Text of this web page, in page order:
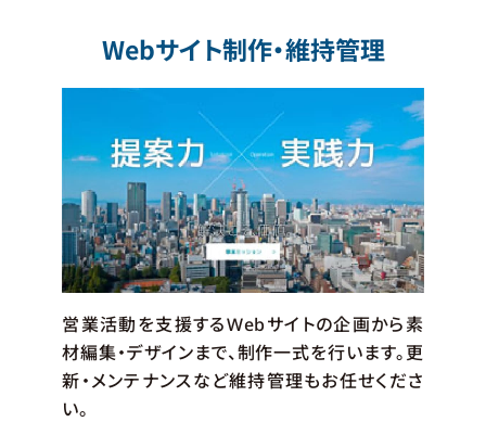
Webサイト制作・維持管理
営業活動を支援するWebサイトの企画から素
材編集・デザインまで、制作一式を行います。更
新・メンテナンスなど維持管理もお任せくださ
い。